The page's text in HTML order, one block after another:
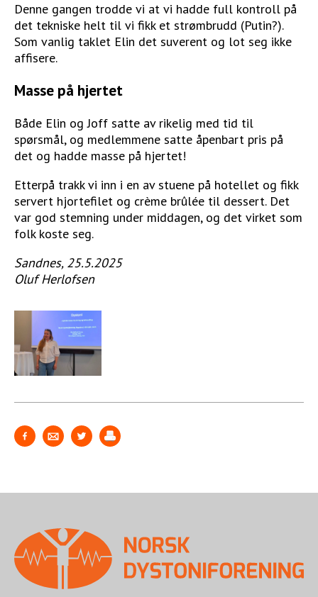
Denne gangen trodde vi at vi hadde full kontroll på
det tekniske helt til vi fikk et strømbrudd (Putin?).
Som vanlig taklet Elin det suverent og lot seg ikke
affisere.
Masse på hjertet
Både Elin og Joff satte av rikelig med tid til
spørsmål, og medlemmene satte åpenbart pris på
det og hadde masse på hjertet!
Etterpå trakk vi inn i en av stuene på hotellet og fikk
servert hjortefilet og crème brûlée til dessert. Det
var god stemning under middagen, og det virket som
folk koste seg.
Sandnes, 25.5.2025
Oluf Herlofsen